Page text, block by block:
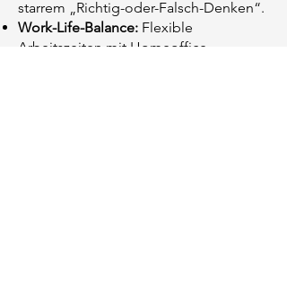
starrem „Richtig-oder-Falsch-Denken“.
Work-Life-Balance: Flexible
Arbeitszeiten mit Homeoffice-